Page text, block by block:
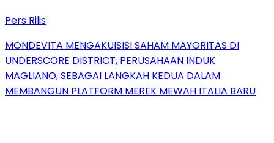
Pers Rilis
MONDEVITA MENGAKUISISI SAHAM MAYORITAS DI
UNDERSCORE DISTRICT, PERUSAHAAN INDUK
MAGLIANO, SEBAGAI LANGKAH KEDUA DALAM
MEMBANGUN PLATFORM MEREK MEWAH ITALIA BARU